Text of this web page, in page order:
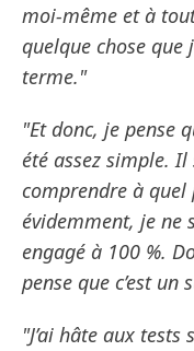
moi-même et à
quelque chose
terme."
"Et donc, je pense
été assez simple. Il
comprendre à quel
évidemment, je ne
engagé à 100 %.
pense que c’est
"J’ai hâte aux tests